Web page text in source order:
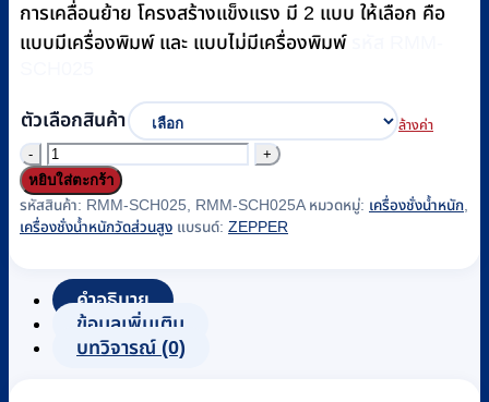
การเคลื่อนย้าย โครงสร้างแข็งแรง มี 2 แบบ ให้เลือก คือ
แบบมีเครื่องพิมพ์ และ แบบไม่มีเครื่องพิมพ์
ตัวเลือกสินค้า ล้างค่า
จำนวน
เครื่อง
ชั่ง
วัด
ส่วน
หยิบใส่ตะกร้า
รหัสสินค้า: RMM-SCH025, RMM-SCH025A หมวดหมู่: เครื่องชั่งน้ำหนัก
เครื่องชั่งน้ำหนักวัดส่วนสูง แบรนด์: ZEPPER
คำอธิบาย
ข้อมูลเพิ่มเติม
บทวิจารณ์ (0)